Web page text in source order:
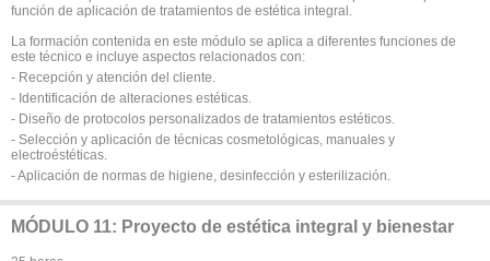
función de aplicación de tratamientos de estética integral.
La formación contenida en este módulo se aplica a diferentes funciones de
este técnico e incluye aspectos relacionados con:
- Recepción y atención del cliente.
- Identificación de alteraciones estéticas.
- Diseño de protocolos personalizados de tratamientos estéticos.
- Selección y aplicación de técnicas cosmetológicas, manuales y
electroéstéticas.
- Aplicación de normas de higiene, desinfección y esterilización.
MÓDULO 11: Proyecto de estética integral y bienestar